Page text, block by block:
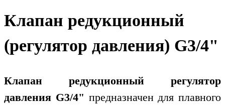
Клапан редукционный
(регулятор давления) G3/4"
Клапан редукционный регулятор
давления G3/4" предназначен для плавного